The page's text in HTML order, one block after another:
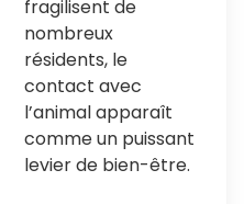
fragilisent de
nombreux
résidents, le
contact avec
l’animal apparaît
comme un puissant
levier de bien-être.